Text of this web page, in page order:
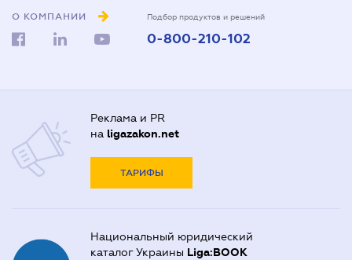
О КОМПАНИИ Подбор продуктов и решений
0-800-210-102
Реклама и PR
на ligazakon.net
ТАРИФЫ
Национальный юридический
каталог Украины Liga:BOOK